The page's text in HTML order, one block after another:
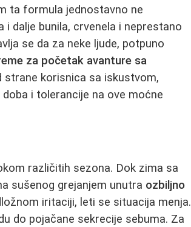
ta formula jednostavno ne
dalje bunila, crvenela i neprestano
se da za neke ljude, potpuno
za početak avanture sa
strane korisnica sa iskustvom,
i tolerancije na ove moćne
različitih sezona. Dok zima sa
sušenog grejanjem unutra ozbiljno
iritaciji, leti se situacija menja.
do pojačane sekrecije sebuma. Za